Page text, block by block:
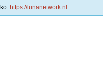
https://lunanetwork.nl